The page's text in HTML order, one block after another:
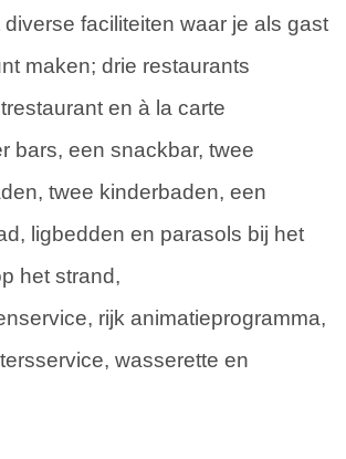
faciliteiten waar je als gast
maken; drie restaurants
en à la carte
bars, een snackbar, twee
twee kinderbaden, een
ligbedden en parasols bij het
het strand,
rijk animatieprogramma,
wasserette en